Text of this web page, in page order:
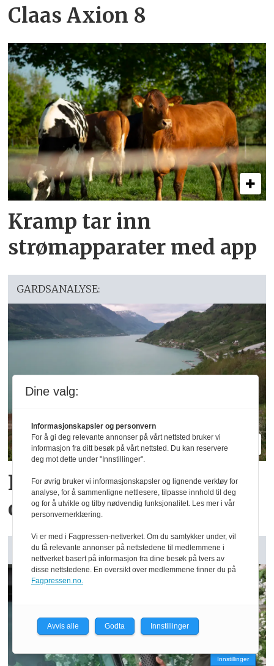
Claas Axion 8
Kramp tar inn
strømapparater med app
GARDSANALYSE:
Reidar har million­
omsetning fra 75 dekar
GARDSANALYSE: Vår kommentar
Innstillinger
Dine valg:
Informasjonskapsler og personvern
For å gi deg relevante annonser på vårt nettsted bruker vi
informasjon fra ditt besøk på vårt nettsted. Du kan reservere
deg mot dette under "Innstillinger".
For øvrig bruker vi informasjonskapsler og lignende verktøy for
analyse, for å sammenligne nettlesere, tilpasse innhold til deg
og for å utvikle og tilby nødvendig funksjonalitet. Les mer i vår
personvernerklæring.
Vi er med i Fagpressen-nettverket. Om du samtykker under, vil
du få relevante annonser på nettstedene til medlemmene i
nettverket basert på informasjon fra dine besøk på tvers av
disse nettstedene. En oversikt over medlemmene finner du på
Fagpressen.no.
Avvis alle Godta Innstillinger